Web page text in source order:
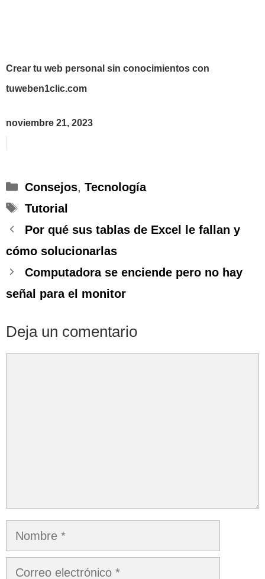
Crear tu web personal sin conocimientos con
tuweben1clic.com
noviembre 21, 2023
Categorías
Consejos, Tecnología
Etiquetas
Tutorial
Por qué sus tablas de Excel le fallan y
cómo solucionarlas
Computadora se enciende pero no hay
señal para el monitor
Deja un comentario
Nombre
Correo